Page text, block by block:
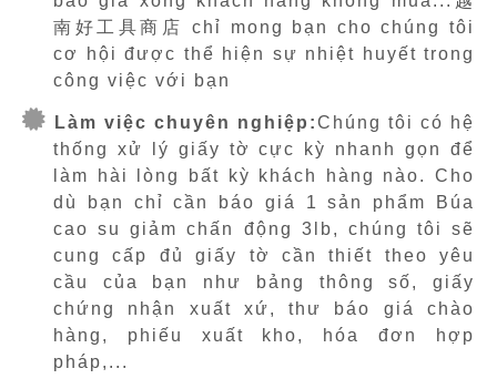
南好工具商店 chỉ mong bạn cho chúng tôi
cơ hội được thể hiện sự nhiệt huyết trong
công việc với bạn
Làm việc chuyên nghiệp:Chúng tôi có hệ
thống xử lý giấy tờ cực kỳ nhanh gọn để
làm hài lòng bất kỳ khách hàng nào. Cho
dù bạn chỉ cần báo giá 1 sản phẩm Búa
cao su giảm chấn động 3lb, chúng tôi sẽ
cung cấp đủ giấy tờ cần thiết theo yêu
cầu của bạn như bảng thông số, giấy
chứng nhận xuất xứ, thư báo giá chào
hàng, phiếu xuất kho, hóa đơn hợp
pháp,...